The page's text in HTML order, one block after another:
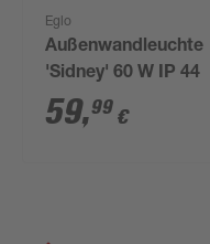
Eglo
Außenwandleuchte
'Sidney' 60 W IP 44
59,99 €